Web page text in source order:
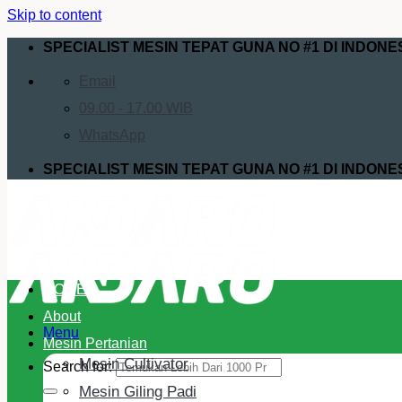
Skip to content
SPECIALIST MESIN TEPAT GUNA NO #1 DI
SPECIALIST MESIN TEPAT GUNA NO #1 DI
Menu
Search for:
HOME
About
Mesin Pertanian
Mesin Cultivator
Mesin Giling Padi